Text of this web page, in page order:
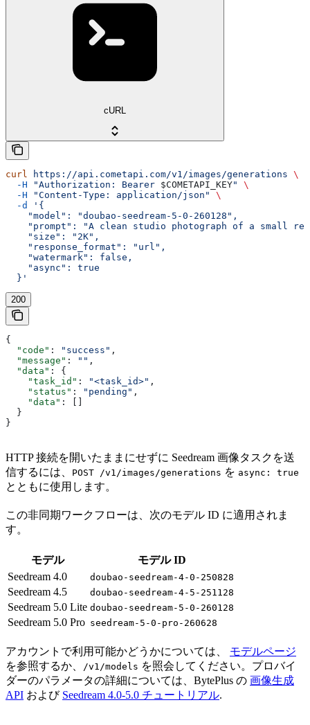
cURL
curl https://api.cometapi.com/v1/images/generations \
  -H
"Authorization: Bearer $COMETAPI_KEY"
\
  -H
"Content-Type: application/json"
\
  -d
'{
    "model": "doubao-seedream-5-0-260128",
"prompt": "A clean studio photograph of a small
    "size": "2K",
    "response_format": "url",
    "watermark": false,
    "async": true
  }'
200
{
  "code"
: "success" ,
  "message"
: "" ,
  "data"
: {
    "task_id"
: "<task_id>" ,
    "status"
: "pending" ,
    "data"
: []
  }
}
HTTP 接続を開いたままにせずに Seedream 画像タスクを送
信するには、
POST /v1/images/generations を async: true
とともに使用します。
この非同期ワークフローは、次のモデル ID に適用されま
す。
モデル
モデル ID
Seedream 4.0
doubao-seedream-4-0-250828
Seedream 4.5 doubao-seedream-4-5-251128
Seedream 5.0 Lite doubao-seedream-5-0-260128
Seedream 5.0 Pro seedream-5-0-pro-260628
アカウントで利用可能かどうかについては、 モデルページ
を参照するか、
/v1/models を照会してください。プロバイ
ダーのパラメータの詳細については、BytePlus の 画像生成
API および Seedream 4.0-5.0 チュートリアル.